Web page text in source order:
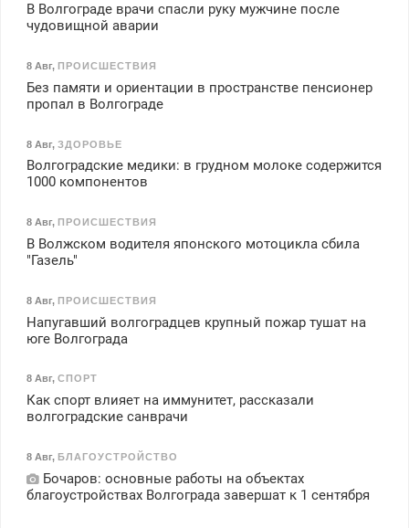
В Волгограде врачи спасли руку мужчине после
чудовищной аварии
8 Авг, ПРОИСШЕСТВИЯ
Без памяти и ориентации в пространстве пенсионер
пропал в Волгограде
8 Авг, ЗДОРОВЬЕ
Волгоградские медики: в грудном молоке содержится
1000 компонентов
8 Авг, ПРОИСШЕСТВИЯ
В Волжском водителя японского мотоцикла сбила
"Газель"
8 Авг, ПРОИСШЕСТВИЯ
Напугавший волгоградцев крупный пожар тушат на
юге Волгограда
8 Авг, СПОРТ
Как спорт влияет на иммунитет, рассказали
волгоградские санврачи
8 Авг, БЛАГОУСТРОЙСТВО
Бочаров: основные работы на объектах
благоустройствах Волгограда завершат к 1 сентября